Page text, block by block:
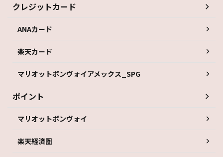
クレジットカード
ANAカード
楽天カード
マリオットボンヴォイアメックス_SPG
ポイント
マリオットボンヴォイ
楽天経済圏